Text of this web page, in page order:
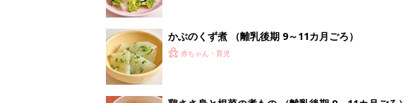
かぶのくず煮 （離乳後期 9～11カ月ごろ）
赤ちゃん・育児